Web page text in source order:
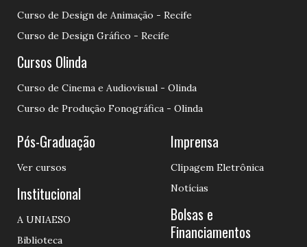
Curso de Design de Animação - Recife
Curso de Design Gráfico - Recife
Cursos Olinda
Curso de Cinema e Audiovisual - Olinda
Curso de Produção Fonográfica - Olinda
Pós-Graduação
Ver cursos
Institucional
A UNIAESO
Biblioteca
Imprensa
Clipagem Eletrônica
Notícias
Bolsas e
Financiamentos